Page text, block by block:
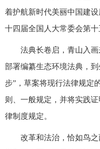
着护航新时代美丽中国建
十四届全国人大常委会第十
法典长卷启，青山入
部署编纂生态环境法典，
步”，草案将现行法律规定
则、一般规定，并将实践
律制度规定。
改革和法治，恰如鸟